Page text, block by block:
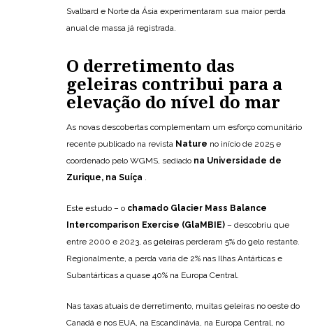
Svalbard e Norte da Ásia experimentaram sua maior perda
anual de massa já registrada.
O derretimento das
geleiras contribui para a
elevação do nível do mar
As novas descobertas complementam um esforço comunitário
recente publicado na revista Nature no início de 2025 e
coordenado pelo WGMS, sediado na Universidade de
Zurique, na Suíça
Este estudo – o chamado Glacier Mass Balance
Intercomparison Exercise (GlaMBIE) – descobriu que
entre 2000 e 2023, as geleiras perderam 5% do gelo restante.
Regionalmente, a perda varia de 2% nas Ilhas Antárticas e
Subantárticas a quase 40% na Europa Central.
Nas taxas atuais de derretimento, muitas geleiras no oeste do
Canadá e nos EUA, na Escandinávia, na Europa Central, no